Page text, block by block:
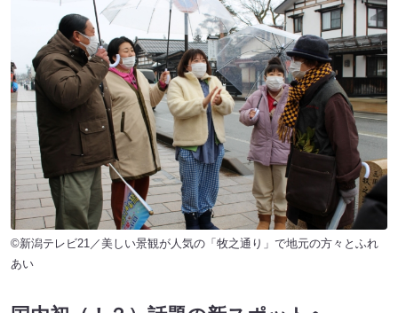
©新潟テレビ21／美しい景観が人気の「牧之通り」で地元の方々とふれ
あい